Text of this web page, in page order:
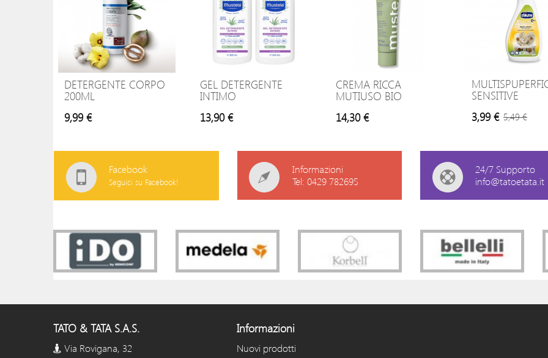
DETERGENTE CORPO
200ML
9,99 €
GEL DETERGENTE
INTIMO
13,90 €
CREMA RICCA
MUTIUSO BIO
14,30 €
SENSITIVE
5,49 €
3,99 €
Facebook
Seguici su Facebook!
Informazioni
Tel: 0429 782695
24/7 Supporto
info@tatoetata.it
TATO & TATA S.A.S.
Via Rovigana, 32
Informazioni
Nuovi prodotti